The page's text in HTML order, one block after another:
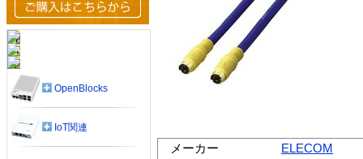
メーカー
ELECOM
OpenBlocks
IoT関連